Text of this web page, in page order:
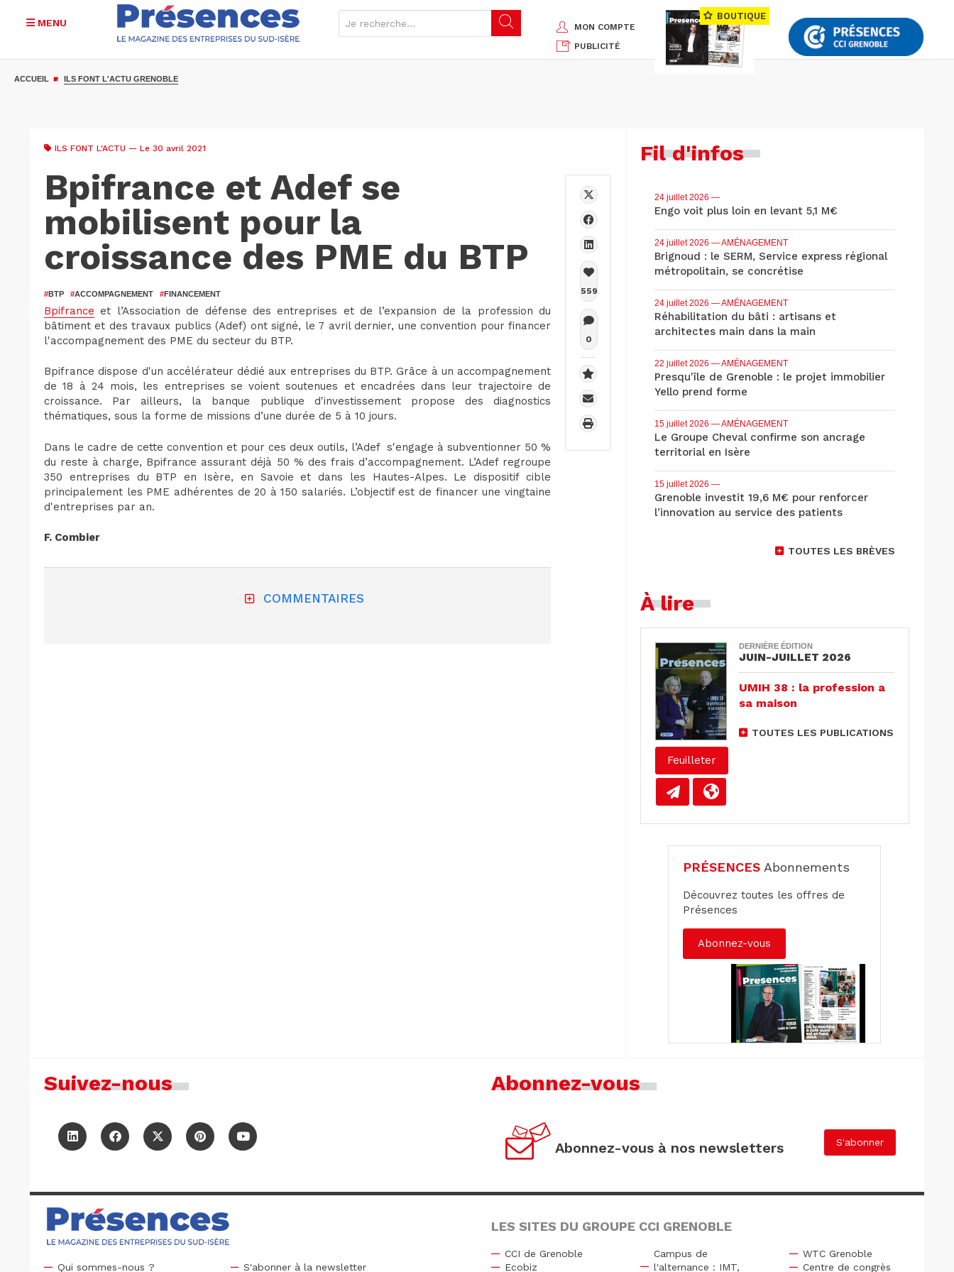
MENU
MON COMPTE
PUBLICITÉ
BOUTIQUE
ACCUEIL ILS FONT L'ACTU GRENOBLE
ILS FONT L'ACTU — Le 30 avril 2021
Bpifrance et Adef se
mobilisent pour la
croissance des PME du BTP
#BTP #ACCOMPAGNEMENT #FINANCEMENT
Bpifrance et l’Association de défense des entreprises et de l’expansion de la profession du
bâtiment et des travaux publics (Adef) ont signé, le 7 avril dernier, une convention pour financer
l'accompagnement des PME du secteur du BTP.
Bpifrance dispose d'un accélérateur dédié aux entreprises du BTP. Grâce à un accompagnement
de 18 à 24 mois, les entreprises se voient soutenues et encadrées dans leur trajectoire de
croissance. Par ailleurs, la banque publique d'investissement propose des diagnostics
thématiques, sous la forme de missions d’une durée de 5 à 10 jours.
Dans le cadre de cette convention et pour ces deux outils, l’Adef s'engage à subventionner 50 %
du reste à charge, Bpifrance assurant déjà 50 % des frais d’accompagnement. L’Adef regroupe
350 entreprises du BTP en Isère, en Savoie et dans les Hautes-Alpes. Le dispositif cible
principalement les PME adhérentes de 20 à 150 salariés. L’objectif est de financer une vingtaine
d'entreprises par an.
F. Combier
COMMENTAIRES
559
0
Fil d'infos
24 juillet 2026 —
Engo voit plus loin en levant 5,1 M€
24 juillet 2026 — AMÉNAGEMENT
Brignoud : le SERM, Service express régional
métropolitain, se concrétise
24 juillet 2026 — AMÉNAGEMENT
Réhabilitation du bâti : artisans et
architectes main dans la main
22 juillet 2026 — AMÉNAGEMENT
Presqu'île de Grenoble : le projet immobilier
Yello prend forme
15 juillet 2026 — AMÉNAGEMENT
Le Groupe Cheval confirme son ancrage
territorial en Isère
15 juillet 2026 —
Grenoble investit 19,6 M€ pour renforcer
l’innovation au service des patients
TOUTES LES BRÈVES
À lire
Feuilleter
DERNIÈRE ÉDITION
JUIN-JUILLET 2026
UMIH 38 : la profession a
sa maison
TOUTES LES PUBLICATIONS
PRÉSENCES Abonnements
Découvrez toutes les offres de
Présences
Abonnez-vous
Suivez-nous Abonnez-vous
Abonnez-vous à nos newsletters S'abonner
Qui sommes-nous ? S'abonner à la newsletter
LES SITES DU GROUPE CCI GRENOBLE
CCI de Grenoble
Ecobiz
Campus de
l'alternance : IMT,
WTC Grenoble
Centre de congrès